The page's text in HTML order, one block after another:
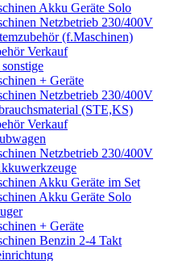
Akku Geräte Solo
Netzbetrieb 230/400V
(f.Maschinen)
Verkauf
+ Geräte
Netzbetrieb 230/400V
(STE,KS)
Verkauf
Netzbetrieb 230/400V
Akku Geräte im Set
Akku Geräte Solo
+ Geräte
Benzin 2-4 Takt